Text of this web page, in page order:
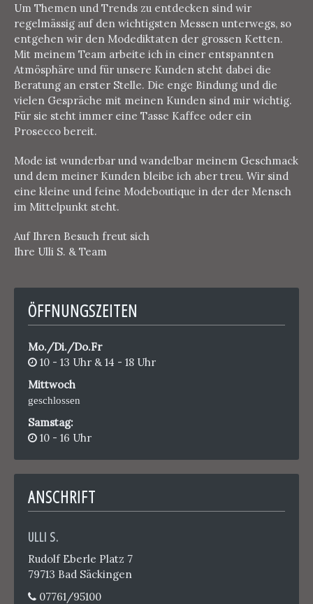
Um Themen und Trends zu entdecken sind wir
regelmässig auf den wichtigsten Messen unterwegs, so
entgehen wir den Modediktaten der grossen Ketten.
Mit meinem Team arbeite ich in einer entspannten
Atmösphäre und für unsere Kunden steht dabei die
Beratung an erster Stelle. Die enge Bindung und die
vielen Gespräche mit meinen Kunden sind mir wichtig.
Für sie steht immer eine Tasse Kaffee oder ein
Prosecco bereit.
Mode ist wunderbar und wandelbar meinem Geschmack
und dem meiner Kunden bleibe ich aber treu. Wir sind
eine kleine und feine Modeboutique in der der Mensch
im Mittelpunkt steht.
Auf Ihren Besuch freut sich
Ihre Ulli S. & Team
ÖFFNUNGSZEITEN
Mo./Di./Do.Fr
10 - 13 Uhr & 14 - 18 Uhr
Mittwoch
geschlossen
Samstag:
10 - 16 Uhr
ANSCHRIFT
ULLI S.
Rudolf Eberle Platz 7
79713 Bad Säckingen
07761/95100